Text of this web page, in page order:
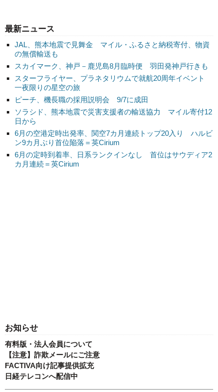
最新ニュース
JAL、熊本地震で見舞金 マイル・ふるさと納税寄付、物資
の無償輸送も
スカイマーク、神戸－鹿児島8月臨時便 羽田発神戸行きも
スターフライヤー、プラネタリウムで就航20周年イベント
一夜限りの星空の旅
ピーチ、機長職の採用説明会 9/7に成田
ソラシド、熊本地震で災害支援者の輸送協力 マイル寄付12
日から
6月の空港定時出発率、関空7カ月連続トップ20入り ハルビ
ン9カ月ぶり首位陥落＝英Cirium
6月の定時到着率、日系ランクインなし 首位はサウディア2
カ月連続＝英Cirium
お知らせ
有料版・法人会員について
【注意】詐欺メールにご注意
FACTIVA向け記事提供拡充
日経テレコンへ配信中